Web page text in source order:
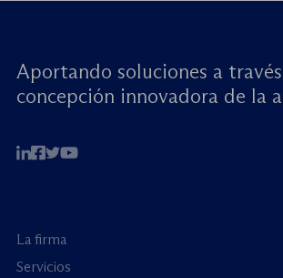
Aportando soluciones a
concepción innovadora de la
La firma
Servicios